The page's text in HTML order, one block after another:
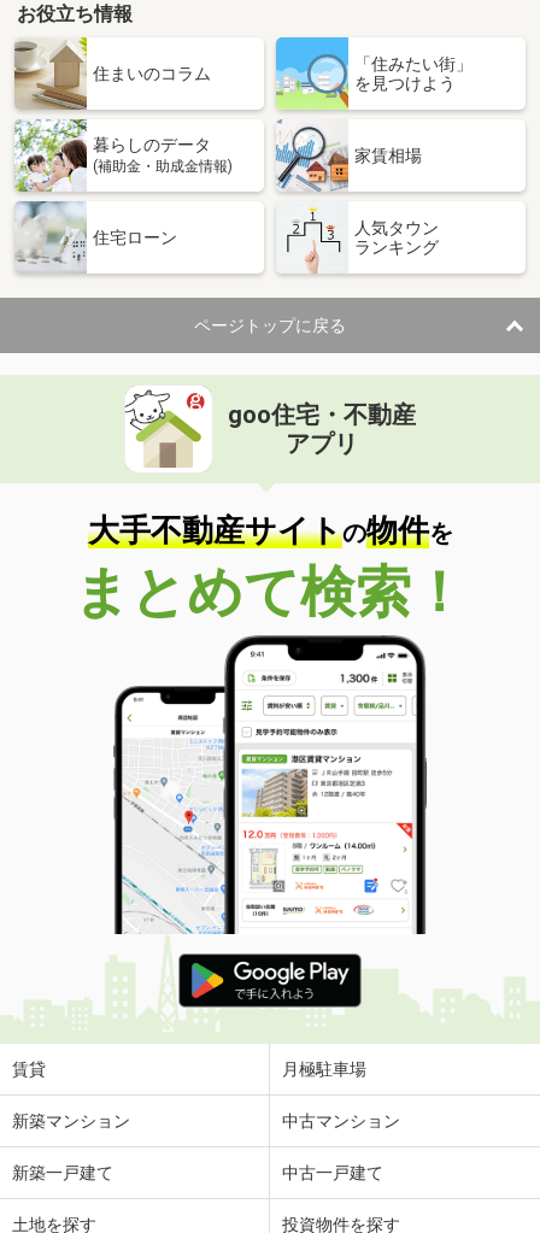
お役立ち情報
住まいのコラム
「住みたい街」
を見つけよう
暮らしのデータ
(補助金・助成金情報)
家賃相場
住宅ローン
人気タウン
ランキング
ページトップに戻る
goo住宅・不動産
アプリ
大手不動産サイトの物件を
まとめて検索！
賃貸 月極駐車場
新築マンション 中古マンション
新築一戸建て 中古一戸建て
土地を探す 投資物件を探す